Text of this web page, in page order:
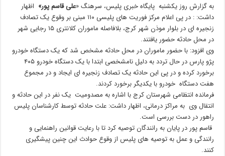
به گزارش روز یکشنبه پایگاه خبری پلیس، سرهنگ «علی قاسم پور» اظهار
داشت: : در پی اعلام مرکز فوریت های پلیسی ۱۱۰ مبنی بر وقوع یک تصادف
زنجیره ای در بلوار موذن شهر کرج، بلافاصله ماموران کلانتری ۱۵ رجایی شهر
در محل حادثه حضور یافتند.
وی افزود: با حضور ماموران در محل حادثه مشخص شد که یک دستگاه خودرو
پژو پارس در حال تردد به دلیل نامشخصی ابتدا با یک دستگاه خودرو ۴۰۵
برخورد کرده و در پی این حادثه یک تصادف زنجیره ای ایجاد و در مجموع
هفت دستگاه خودرو با یکدیگر برخورد کردند.
فرمانده انتظامی شهرستان کرج با اشاره به مصدومیت یک نفر در این حادثه و
انتقال وی به مراکز درمانی، اظهار داشت: علت حادثه توسط کارشناسان پلیس
راهور در دست بررسی است.
قاسم پور در پایان به رانندگان توصیه کرد تا با رعایت قوانین راهنمایی و
رانندگی و عمل به توصیه های پلیس از وقوع حوادث این چنین پیشگیری
کنند.